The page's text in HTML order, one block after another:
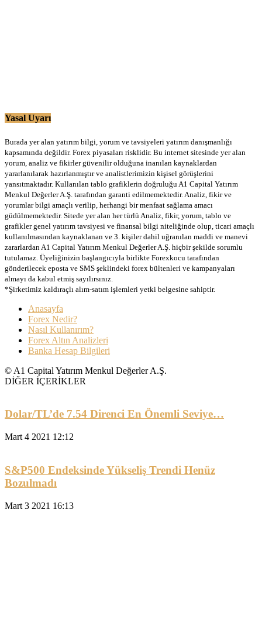
Yasal Uyarı
Burada yer alan yatırım bilgi, yorum ve tavsiyeleri yatırım danışmanlığı
kapsamında değildir. Forex piyasaları risklidir. Bu internet sitesinde yer alan
yorum, analiz ve fikirler güvenilir olduğuna inanılan kaynaklardan
yararlanılarak hazırlanmıştır ve analistlerimizin kişisel görüşlerini
yansıtmaktadır. Kullanılan tablo grafiklerin doğruluğu A1 Capital Yatırım
Menkul Değerler A.Ş. tarafından garanti edilmemektedir. Analiz, fikir ve
yorumlar bilgi amaçlı verilip, herhangi bir menfaat sağlama amacı
güdülmemektedir. Sitede yer alan her türlü Analiz, fikir, yorum, tablo ve
grafikler genel yatırım tavsiyesi ve finansal bilgi niteliğinde olup, ticari amaçlı
kullanılmasından kaynaklanan ve 3. kişiler dahil uğranılan maddi ve manevi
zararlardan A1 Capital Yatırım Menkul Değerler A.Ş. hiçbir şekilde sorumlu
tutulamaz. Üyeliğinizin başlangıcıyla birlikte Forexkocu tarafından
gönderilecek eposta ve SMS şeklindeki forex bültenleri ve kampanyaları
almayı da kabul etmiş sayılırsınız.
*Şirketimiz kaldıraçlı alım-satım işlemleri yetki belgesine sahiptir.
Anasayfa
Forex Nedir?
Nasıl Kullanırım?
Forex Altın Analizleri
Banka Hesap Bilgileri
© A1 Capital Yatırım Menkul Değerler A.Ş.
DİĞER İÇERİKLER
Dolar/TL’de 7.54 Direnci En Önemli Seviye…
Mart 4 2021 12:12
S&P500 Endeksinde Yükseliş Trendi Henüz
Bozulmadı
Mart 3 2021 16:13